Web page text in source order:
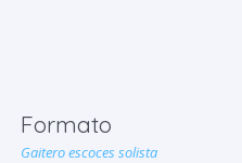
Formato
Gaitero escoces solista